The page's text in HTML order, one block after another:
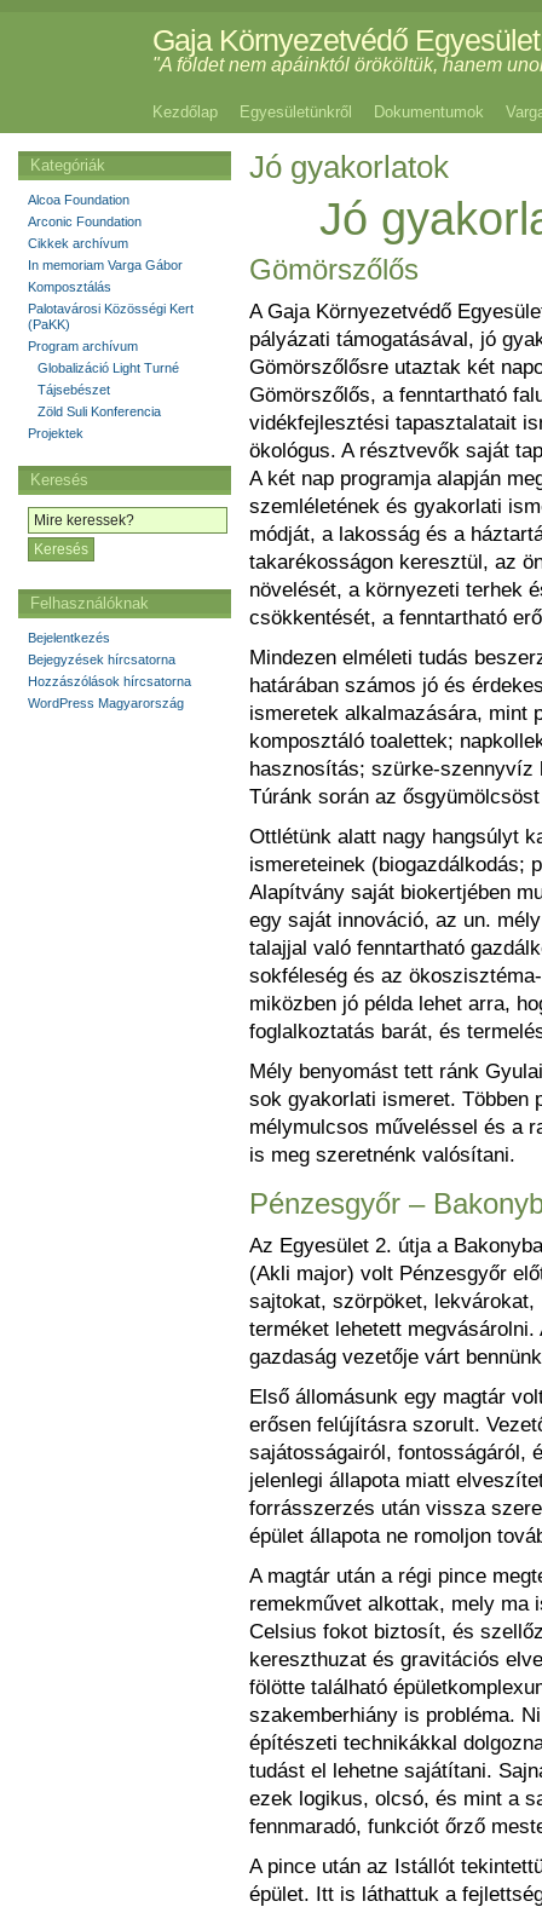
Gaja Környezetvédő Egyesület
"A földet nem apáinktól örököltük, hanem
Kezdőlap Egyesületünkről Dokumentumok
Jó gyakorlatok
Jó
Gömörszőlős
A Gaja Környezetvédő
pályázati támogatásával, jó
Gömörszőlősre utaztak két
Gömörszőlős, a fenntartható
vidékfejlesztési tapasztalatait
ökológus. A résztvevők saját
A két nap programja alapján
szemléletének és gyakorlati
módját, a lakosság és a
takarékosságon keresztül, az
növelését, a környezeti terhek
csökkentését, a fenntartható
Mindezen elméleti tudás
határában számos jó és
ismeretek alkalmazására, mint
komposztáló toalettek;
hasznosítás; szürke-szennyvíz
Túránk során az
Ottlétünk alatt nagy hangsúlyt
ismereteinek (biogazdálkodás;
Alapítvány saját biokertjében
egy saját innováció, az un.
talajjal való fenntartható
sokféleség és az
miközben jó példa lehet arra,
foglalkoztatás barát, és
Mély benyomást tett ránk
sok gyakorlati ismeret. Többen
mélymulcsos műveléssel és a
is meg szeretnénk valósítani.
Pénzesgyőr –
Az Egyesület 2. útja a
(Akli major) volt Pénzesgyőr
sajtokat, szörpöket,
terméket lehetett
gazdaság vezetője várt
Első állomásunk egy magtár
erősen felújításra szorult.
sajátosságairól, fontosságáról,
jelenlegi állapota miatt
forrásszerzés után vissza
épület állapota ne romoljon
A magtár után a régi pince
remekművet alkottak, mely ma
Celsius fokot biztosít, és
kereszthuzat és gravitációs
fölötte található
szakemberhiány is probléma.
építészeti technikákkal
tudást el lehetne sajátítani.
ezek logikus, olcsó, és mint a
fennmaradó, funkciót őrző
A pince után az Istállót
épület. Itt is láthattuk a
Kategóriák
Alcoa Foundation
Arconic Foundation
Cikkek archívum
In memoriam Varga Gábor
Komposztálás
Palotavárosi Közösségi Kert
(PaKK)
Program archívum
Globalizáció Light Turné
Tájsebészet
Zöld Suli Konferencia
Projektek
Keresés
Felhasználóknak
Bejelentkezés
Bejegyzések hírcsatorna
Hozzászólások hírcsatorna
WordPress Magyarország